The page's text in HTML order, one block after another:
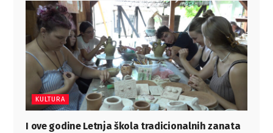
KULTURA
I ove godine Letnja škola tradicionalnih zanata